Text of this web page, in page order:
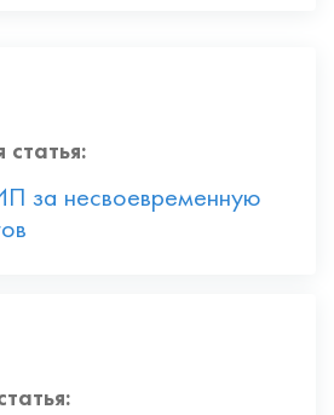
за несвоевременную